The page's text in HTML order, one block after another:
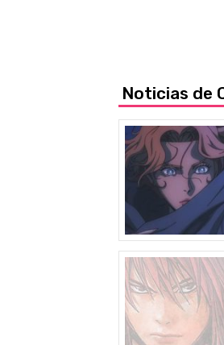
Noticias de